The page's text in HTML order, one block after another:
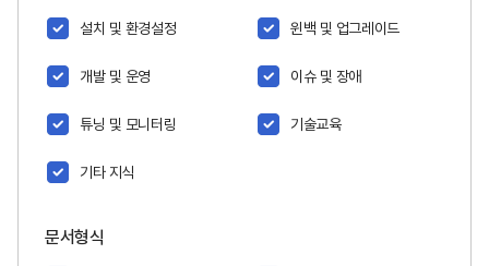
설치 및 환경설정 윈백 및 업그레이드
개발 및 운영 이슈 및 장애
튜닝 및 모니터링 기술교육
기타 지식
문서형식